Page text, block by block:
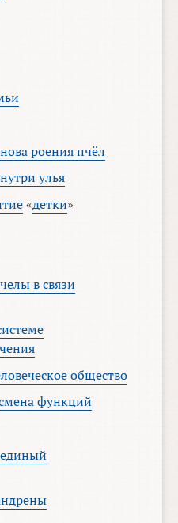
роения пчёл
улья
«детки»
в связи
общество
функций